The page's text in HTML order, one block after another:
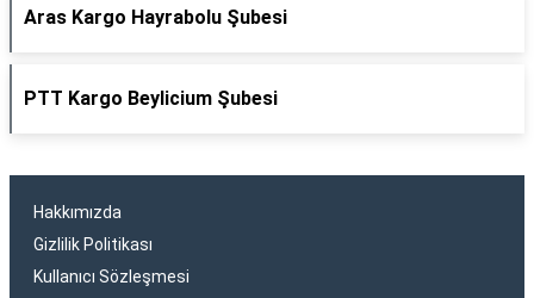
Aras Kargo Hayrabolu Şubesi
PTT Kargo Beylicium Şubesi
Hakkımızda
Gizlilik Politikası
Kullanıcı Sözleşmesi